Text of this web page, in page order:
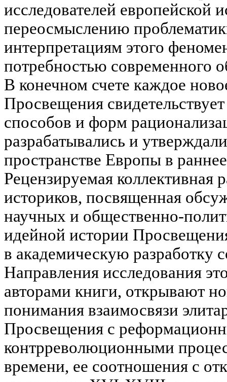
исследователей европейской
переосмыслению
интерпретациям этого
потребностью современного
В конечном счете каждое
Просвещения
способов и форм
разрабатывались и
пространстве Европы в
Рецензируемая коллективная
историков, посвященная
научных и общественно-
идейной истории
в академическую разработку
Направления исследования
авторами книги, открывают
понимания взаимосвязи
Просвещения с
контрреволюционными
времени, ее соотношения с